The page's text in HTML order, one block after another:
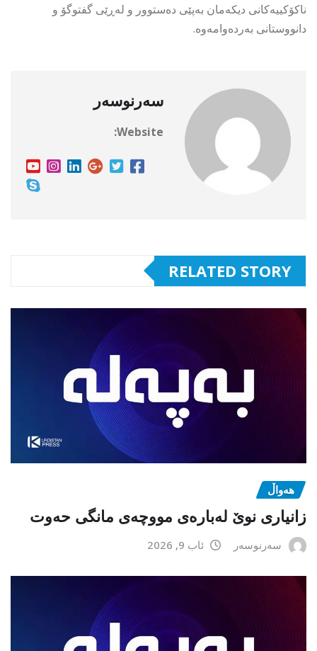
ناکۆکییەکانی دیکەمان بەپێی دەستوور و لەڕێی گفتوگۆ و
دانووستانی بەردەوامەوە.
سەرنوسەر
Website:
RELATED STORY
هەواڵ
زانیاری نوێ لەبارەی مووچەی مانگی حەوت
سەرنوسەر ئاب 9, 2026